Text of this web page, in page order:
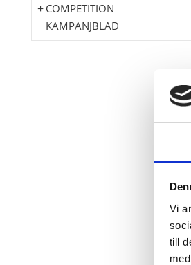
Vi
till
COMPETITION
KAMPANJBLAD